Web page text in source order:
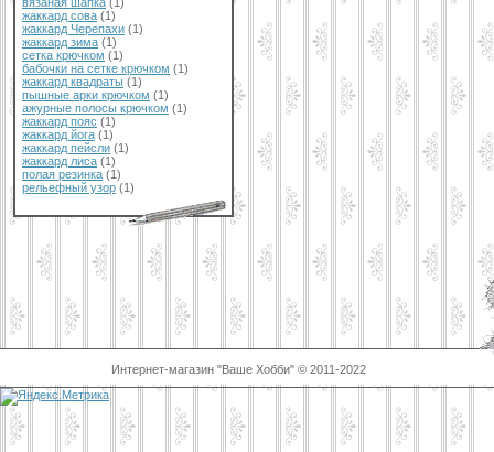
жаккард сова (1)
жаккард Черепахи (1)
жаккард зима (1)
сетка крючком (1)
бабочки на сетке крючком (1)
жаккард квадраты (1)
пышные арки крючком (1)
ажурные полосы крючком (1)
жаккард пояс (1)
жаккард йога (1)
жаккард пейсли (1)
жаккард лиса (1)
полая резинка (1)
рельефный узор (1)
Интернет-магазин "Ваше Хобби" © 2011-2022